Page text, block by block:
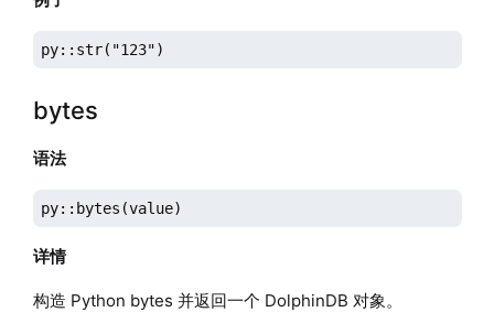
py::str("123")
bytes
语法
py::bytes(value)
详情
构造 Python bytes 并返回一个 DolphinDB 对象。